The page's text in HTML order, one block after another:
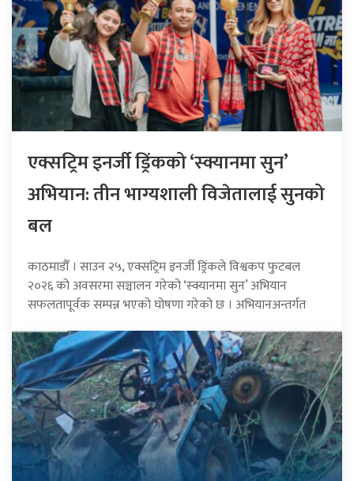
एक्सट्रिम इनर्जी ड्रिंकको ‘स्क्यानमा सुन’
अभियान: तीन भाग्यशाली विजेतालाई सुनको
बल
काठमाडौँ । साउन २५, एक्सट्रिम इनर्जी ड्रिंकले विश्वकप फुटबल
२०२६ को अवसरमा सञ्चालन गरेको ‘स्क्यानमा सुन’ अभियान
सफलतापूर्वक सम्पन्न भएको घोषणा गरेको छ । अभियानअन्तर्गत